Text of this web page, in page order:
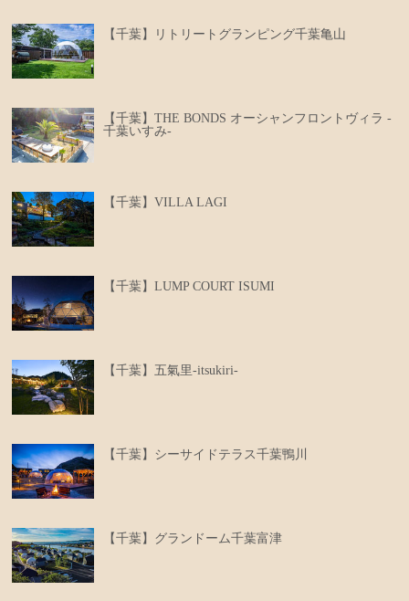
【千葉】リトリートグランピング千葉亀山
【千葉】THE BONDS オーシャンフロントヴィラ -
千葉いすみ-
【千葉】VILLA LAGI
【千葉】LUMP COURT ISUMI
【千葉】五氣里-itsukiri-
【千葉】シーサイドテラス千葉鴨川
【千葉】グランドーム千葉富津